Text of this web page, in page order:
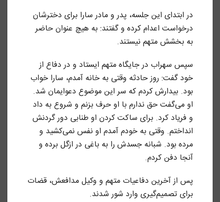
در ابتدای این جلسه، پدر و مادر سارا برای دخترشان
درخواست اعدام کرده و گفتند: به‌ هیچ‌ عنوان حاضر
به بخشش متهم نیستند.
سپس سهراب در جایگاه متهم ایستاد و در دفاع از
خود گفت: روز حادثه وقتی به خانه آمدم، سارا خواب
بود. بیدارش کردم که سر این موضوع دعوایمان شد.
او می‌گفت حق ندارم با او حرف بزنم و شروع به داد
و فریاد کرد. برای ساکت کردن او طنابی دور گردنش
انداختم. وقتی به خودم آمدم او نفس نمی‌کشید و
مرده بود. شبانه جسدش را به باغی در ازگل برده و
آنجا دفن کردم.
پس از آخرین دفاعیات متهم و وکیل‌ مدافعش، قضات
برای تصمیم‌گیری وارد شور شدند.